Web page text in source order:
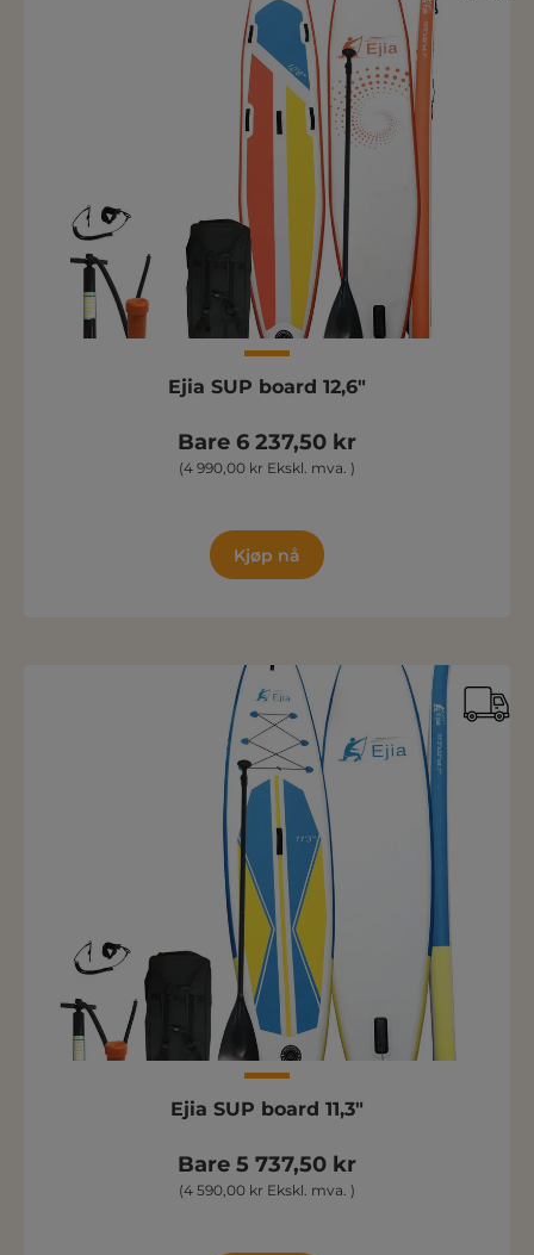
Ejia SUP board 12,6"
Bare 6 237,50 kr
(4 990,00 kr Ekskl. mva. )
Kjøp nå
Ejia SUP board 11,3"
Bare 5 737,50 kr
(4 590,00 kr Ekskl. mva. )